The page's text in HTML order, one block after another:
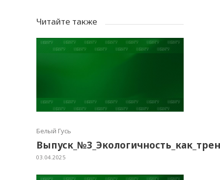
Читайте также
Белый Гусь
03.04.2025